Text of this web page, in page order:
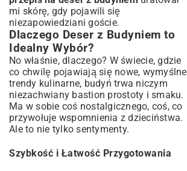
mi skórę, gdy pojawili się
niezapowiedziani goście.
Dlaczego Deser z Budyniem to
Idealny Wybór?
No właśnie, dlaczego? W świecie, gdzie
co chwilę pojawiają się nowe, wymyślne
trendy kulinarne, budyń trwa niczym
niezachwiany bastion prostoty i smaku.
Ma w sobie coś nostalgicznego, coś, co
przywołuje wspomnienia z dzieciństwa.
Ale to nie tylko sentymenty.
Szybkość i Łatwość Przygotowania